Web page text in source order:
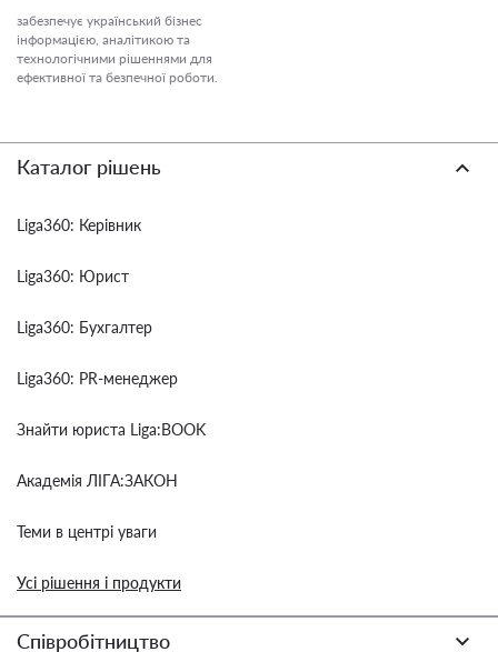
забезпечує український бізнес
інформацією, аналітикою та
технологічними рішеннями для
ефективної та безпечної роботи.
Каталог рішень
Liga360: Керівник
Liga360: Юрист
Liga360: Бухгалтер
Liga360: PR-менеджер
Знайти юриста Liga:BOOK
Академія ЛІГА:ЗАКОН
Теми в центрі уваги
Усі рішення і продукти
Співробітництво